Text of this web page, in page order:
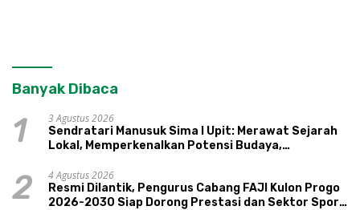
Banyak Dibaca
1
3 Agustus 2026
Sendratari Manusuk Sima I Upit: Merawat Sejarah
Lokal, Memperkenalkan Potensi Budaya,
2
4 Agustus 2026
Resmi Dilantik, Pengurus Cabang FAJI Kulon Progo
2026-2030 Siap Dorong Prestasi dan Sektor Sport